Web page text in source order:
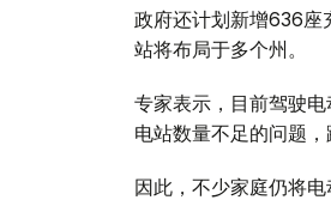
政府还计划新增636座
站将布局于多个州。
专家表示，目前驾驶
电站数量不足的问题
因此，不少家庭仍将